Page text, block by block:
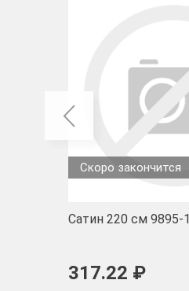
Скоро закончится
Сатин 220 см 9895-1
317.22 ₽